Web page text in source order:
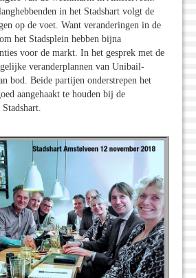
in het Stadshart volgt de
op de voet. Want veranderingen in de
het Stadsplein hebben bijna
voor de markt. In het gesprek met de
veranderplannen van Unibail-
bod. Beide partijen onderstrepen het
aangehaakt te houden bij de